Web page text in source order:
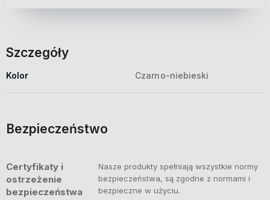
Szczegóły
Kolor Czarno-niebieski
Bezpieczeństwo
Certyfikaty i
ostrzeżenie
bezpieczeństwa
Nasze produkty spełniają wszystkie normy
bezpieczeństwa, są zgodne z normami i
bezpieczne w użyciu.